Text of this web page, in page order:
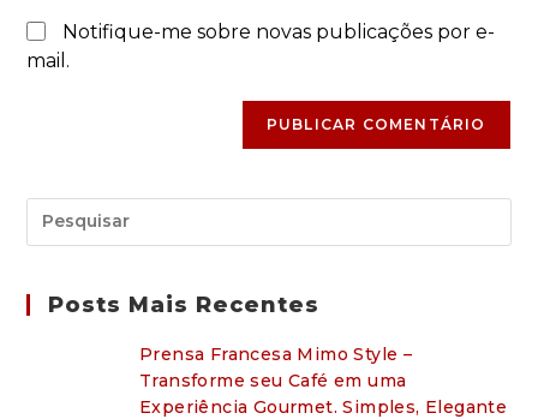
Notifique-me sobre novas publicações por e-
mail.
Posts Mais Recentes
Prensa Francesa Mimo Style –
Transforme seu Café em uma
Experiência Gourmet. Simples, Elegante